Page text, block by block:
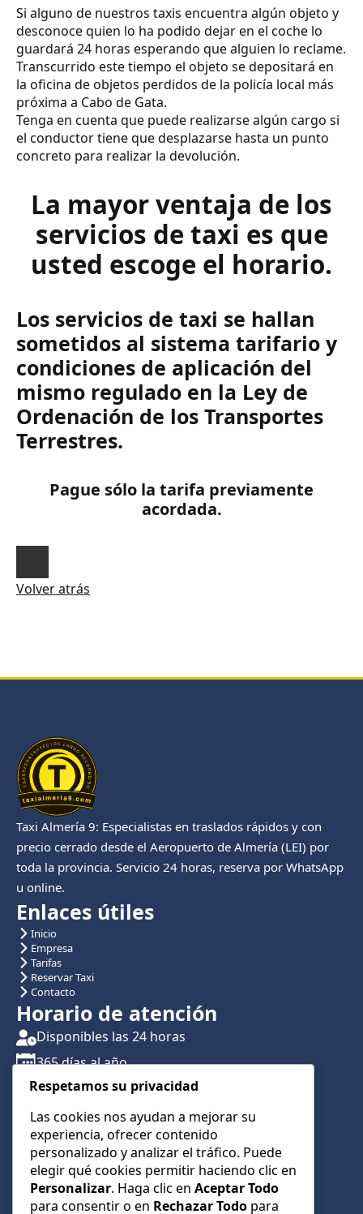
Si alguno de nuestros taxis encuentra algún objeto y
desconoce quien lo ha podido dejar en el coche lo
guardará 24 horas esperando que alguien lo reclame.
Transcurrido este tiempo el objeto se depositará en
la oficina de objetos perdidos de la policía local más
próxima a Cabo de Gata.
Tenga en cuenta que puede realizarse algún cargo si
el conductor tiene que desplazarse hasta un punto
concreto para realizar la devolución.
La mayor ventaja de los
servicios de taxi es que
usted escoge el horario.
Los servicios de taxi se hallan
sometidos al sistema tarifario y
condiciones de aplicación del
mismo regulado en la Ley de
Ordenación de los Transportes
Terrestres.
Pague sólo la tarifa previamente
acordada.
Volver atrás
Taxi Almería 9: Especialistas en traslados rápidos y con
precio cerrado desde el Aeropuerto de Almería (LEI) por
toda la provincia. Servicio 24 horas, reserva por WhatsApp
u online.
Enlaces útiles
Inicio
Empresa
Tarifas
Reservar Taxi
Contacto
Horario de atención
Disponibles las 24 horas
365 días al año
Traslados con reserva previa
Atención por teléfono y WhatsApp 24/7
CONTÁCTANOS
+34 622 01 23 74
+34 622 01 23 74
Respetamos su privacidad
Las cookies nos ayudan a mejorar su
experiencia, ofrecer contenido
personalizado y analizar el tráfico. Puede
elegir qué cookies permitir haciendo clic en
Personalizar. Haga clic en Aceptar Todo
para consentir o en Rechazar Todo para